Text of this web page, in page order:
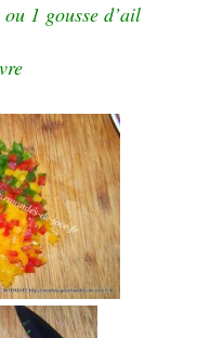
1 gousse d’ail